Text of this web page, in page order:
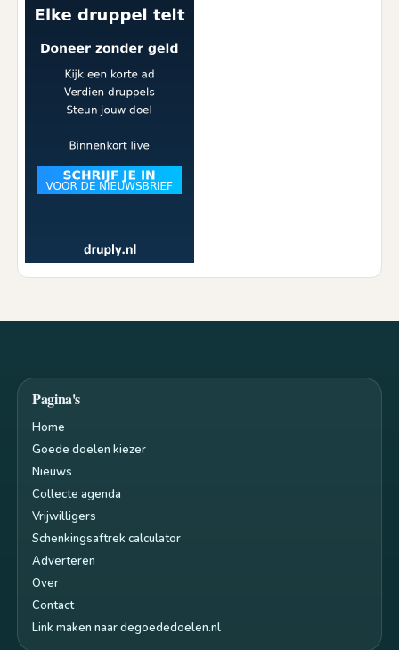
Pagina's
Home
Goede doelen kiezer
Nieuws
Collecte agenda
Vrijwilligers
Schenkingsaftrek calculator
Adverteren
Over
Contact
Link maken naar degoededoelen.nl